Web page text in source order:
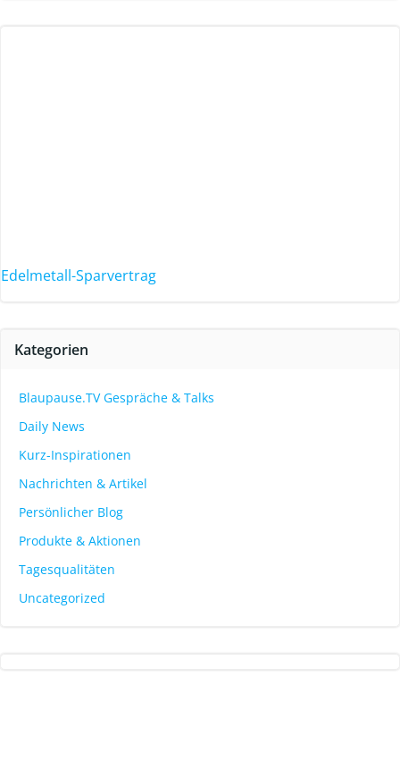
Edelmetall-Sparvertrag
Kategorien
Blaupause.TV Gespräche & Talks
Daily News
Kurz-Inspirationen
Nachrichten & Artikel
Persönlicher Blog
Produkte & Aktionen
Tagesqualitäten
Uncategorized